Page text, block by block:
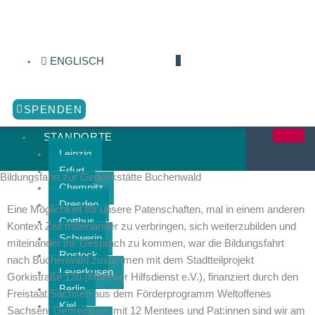
ENGLISCH
SPENDEN
STANDORTE
Leipzig
Erfurt
Chemnitz
Dresden
Cottbus
Schwerin
Rostock
Leverkusen
Berlin
Kiel
Bildungsfahrt zur Gedenkstätte Buchenwald
Eine Möglichkeit für unsere Patenschaften, mal in einem anderen
Kontext Zeit miteinander zu verbringen, sich weiterzubilden und
miteinander ins Gespräch zu kommen, war die Bildungsfahrt
nach Buchenwald zusammen mit dem Stadtteilprojekt
Gorkistraße 120 (Malteser Hilfsdienst e.V.), finanziert durch den
Freistaat Sachsen aus dem Förderprogramm Weltoffenes
Sachsen. Gemeinsam mit 12 Mentees und Pat:innen sind wir am